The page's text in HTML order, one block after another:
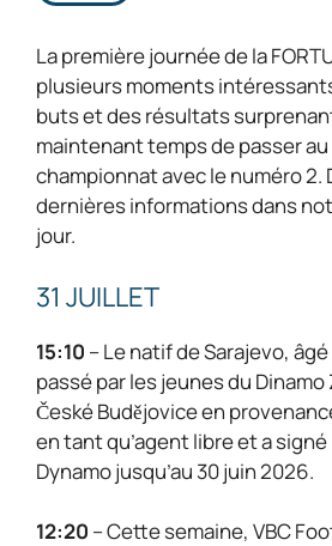
La première journée de la
plusieurs moments
buts et des résultats
maintenant temps de passer
championnat avec le numéro 2.
dernières informations dans
jour.
31 JUILLET
15:10 – Le natif de Sarajevo,
passé par les jeunes du Dinamo
České Budějovice en
en tant qu’agent libre et a
Dynamo jusqu’au 30 juin 2026.
12:20 – Cette semaine, VBC